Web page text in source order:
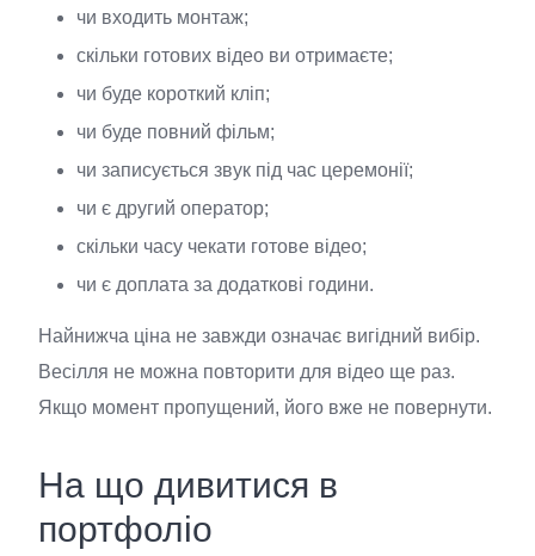
чи входить монтаж;
скільки готових відео ви отримаєте;
чи буде короткий кліп;
чи буде повний фільм;
чи записується звук під час церемонії;
чи є другий оператор;
скільки часу чекати готове відео;
чи є доплата за додаткові години.
Найнижча ціна не завжди означає вигідний вибір.
Весілля не можна повторити для відео ще раз.
Якщо момент пропущений, його вже не повернути.
На що дивитися в
портфоліо